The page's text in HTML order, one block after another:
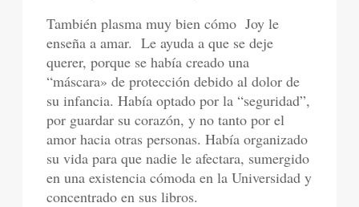
También plasma muy bien cómo Joy le
enseña a amar. Le ayuda a que se deje
querer, porque se había creado una
“máscara» de protección debido al dolor de
su infancia. Había optado por la “seguridad”,
por guardar su corazón, y no tanto por el
amor hacia otras personas. Había organizado
su vida para que nadie le afectara, sumergido
en una existencia cómoda en la Universidad y
concentrado en sus libros.